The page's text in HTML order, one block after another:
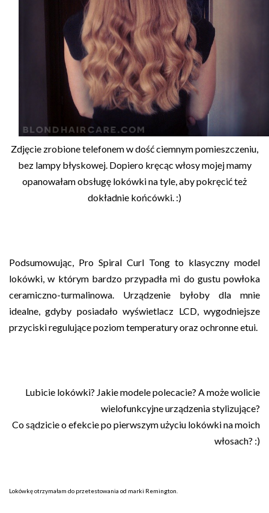
Zdjęcie zrobione telefonem w dość ciemnym pomieszczeniu,
bez lampy błyskowej. Dopiero kręcąc włosy mojej mamy
opanowałam obsługę lokówki na tyle, aby pokręcić też
dokładnie końcówki. :)
Podsumowując, Pro Spiral Curl Tong to klasyczny model
lokówki, w którym bardzo przypadła mi do gustu powłoka
ceramiczno-turmalinowa. Urządzenie byłoby dla mnie
idealne, gdyby posiadało wyświetlacz LCD, wygodniejsze
przyciski regulujące poziom temperatury oraz ochronne etui.
Lubicie lokówki? Jakie modele polecacie? A może wolicie
wielofunkcyjne urządzenia stylizujące?
Co sądzicie o efekcie po pierwszym użyciu lokówki na moich
włosach? :)
Lokówkę otrzymałam do przetestowania od marki Remington.